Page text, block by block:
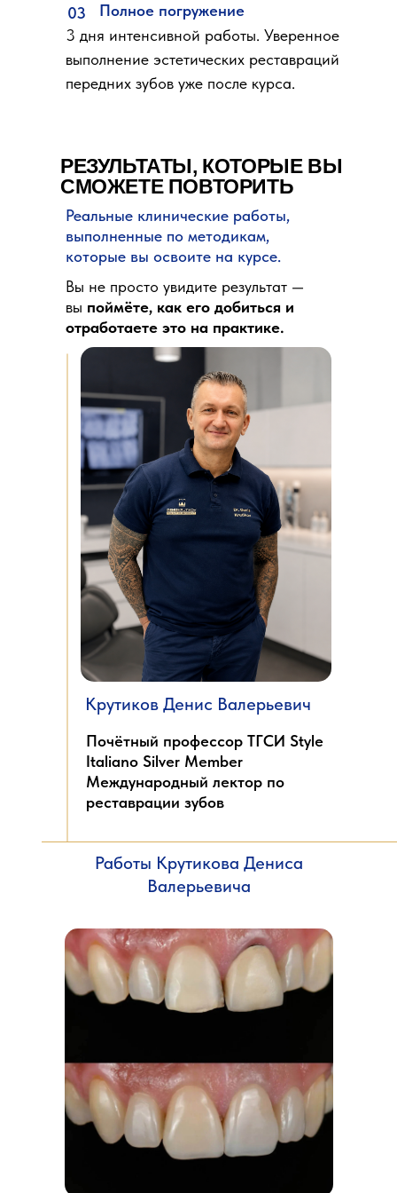
03
3 дня интенсивной работы. Уверенное
выполнение эстетических реставраций
передних зубов уже после курса.
Полное погружение
Реальные клинические работы,
выполненные по методикам,
которые вы освоите на курсе.
Работы Крутикова Дениса
Валерьевича
Крутиков Денис Валерьевич
Вы не просто увидите результат —
вы поймёте, как его добиться и
отработаете это на практике.
Почётный профессор ТГСИ Style
Italiano Silver Member
Международный лектор по
реставрации зубов
РЕЗУЛЬТАТЫ, КОТОРЫЕ ВЫ
СМОЖЕТЕ ПОВТОРИТЬ